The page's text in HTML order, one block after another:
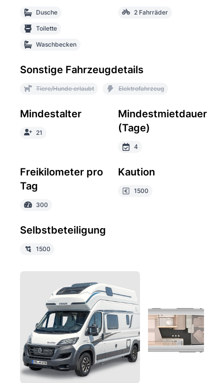
Dusche
Toilette
Waschbecken
2 Fahrräder
Sonstige Fahrzeugdetails
Tiere/Hunde erlaubt Elektrofahrzeug
Mindestalter
21
Mindestmietdauer
(Tage)
4
Freikilometer pro
Tag
300
Kaution
1500
Selbstbeteiligung
1500